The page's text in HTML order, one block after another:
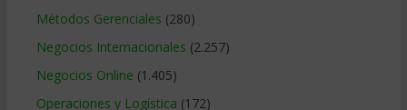
Métodos Gerenciales (280)
Negocios Internacionales (2.257)
Negocios Online (1.405)
Operaciones y Logística (172)